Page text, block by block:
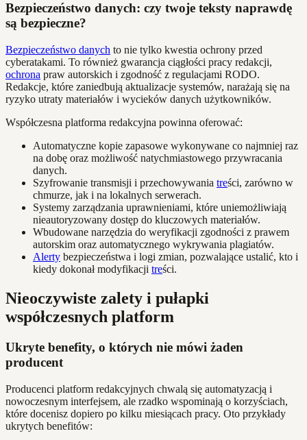
Bezpieczeństwo danych: czy twoje teksty naprawdę
są bezpieczne?
Bezpieczeństwo danych to nie tylko kwestia ochrony przed
cyberatakami. To również gwarancja ciągłości pracy redakcji,
ochrona praw autorskich i zgodność z regulacjami RODO.
Redakcje, które zaniedbują aktualizacje systemów, narażają się na
ryzyko utraty materiałów i wycieków danych użytkowników.
Współczesna platforma redakcyjna powinna oferować:
Automatyczne kopie zapasowe wykonywane co najmniej raz
na dobę oraz możliwość natychmiastowego przywracania
danych.
Szyfrowanie transmisji i przechowywania treści, zarówno w
chmurze, jak i na lokalnych serwerach.
Systemy zarządzania uprawnieniami, które uniemożliwiają
nieautoryzowany dostęp do kluczowych materiałów.
Wbudowane narzędzia do weryfikacji zgodności z prawem
autorskim oraz automatycznego wykrywania plagiatów.
Alerty bezpieczeństwa i logi zmian, pozwalające ustalić, kto i
kiedy dokonał modyfikacji treści.
Nieoczywiste zalety i pułapki
współczesnych platform
Ukryte benefity, o których nie mówi żaden
producent
Producenci platform redakcyjnych chwalą się automatyzacją i
nowoczesnym interfejsem, ale rzadko wspominają o korzyściach,
które docenisz dopiero po kilku miesiącach pracy. Oto przykłady
ukrytych benefitów: